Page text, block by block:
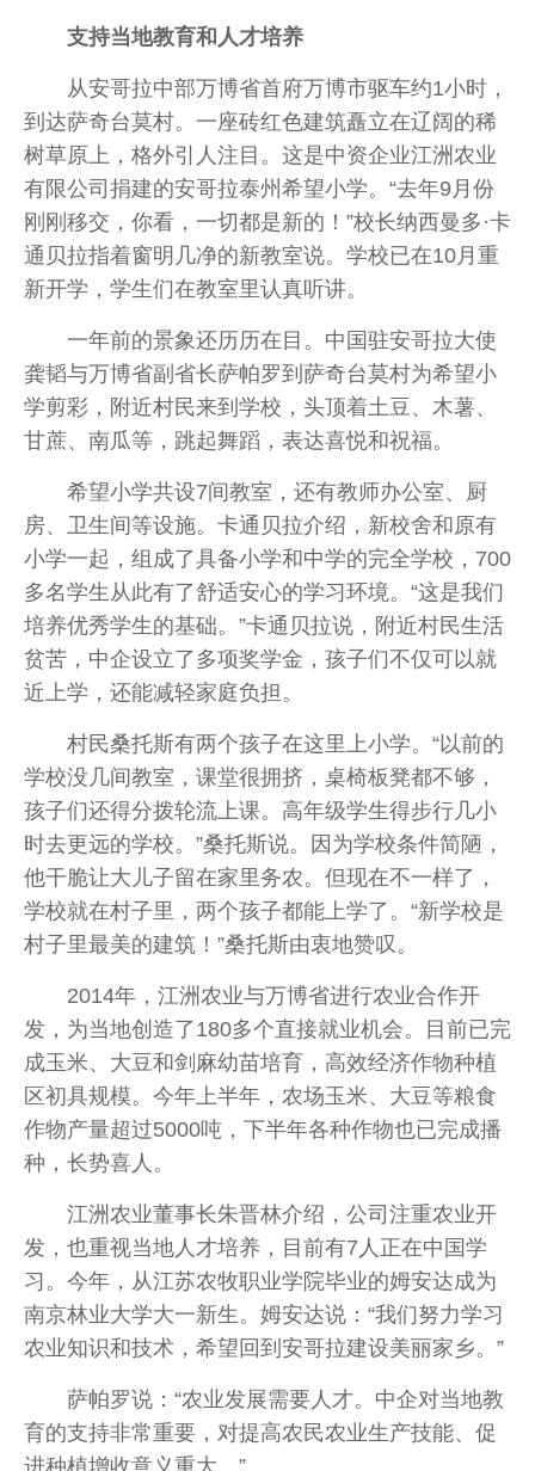
支持当地教育和人才培养
从安哥拉中部万博省首府万博市驱车约1小时，
到达萨奇台莫村。一座砖红色建筑矗立在辽阔的稀
树草原上，格外引人注目。这是中资企业江洲农业
有限公司捐建的安哥拉泰州希望小学。“去年9月份
刚刚移交，你看，一切都是新的！”校长纳西曼多·卡
通贝拉指着窗明几净的新教室说。学校已在10月重
新开学，学生们在教室里认真听讲。
一年前的景象还历历在目。中国驻安哥拉大使
龚韬与万博省副省长萨帕罗到萨奇台莫村为希望小
学剪彩，附近村民来到学校，头顶着土豆、木薯、
甘蔗、南瓜等，跳起舞蹈，表达喜悦和祝福。
希望小学共设7间教室，还有教师办公室、厨
房、卫生间等设施。卡通贝拉介绍，新校舍和原有
小学一起，组成了具备小学和中学的完全学校，700
多名学生从此有了舒适安心的学习环境。“这是我们
培养优秀学生的基础。”卡通贝拉说，附近村民生活
贫苦，中企设立了多项奖学金，孩子们不仅可以就
近上学，还能减轻家庭负担。
村民桑托斯有两个孩子在这里上小学。“以前的
学校没几间教室，课堂很拥挤，桌椅板凳都不够，
孩子们还得分拨轮流上课。高年级学生得步行几小
时去更远的学校。”桑托斯说。因为学校条件简陋，
他干脆让大儿子留在家里务农。但现在不一样了，
学校就在村子里，两个孩子都能上学了。“新学校是
村子里最美的建筑！”桑托斯由衷地赞叹。
2014年，江洲农业与万博省进行农业合作开
发，为当地创造了180多个直接就业机会。目前已完
成玉米、大豆和剑麻幼苗培育，高效经济作物种植
区初具规模。今年上半年，农场玉米、大豆等粮食
作物产量超过5000吨，下半年各种作物也已完成播
种，长势喜人。
江洲农业董事长朱晋林介绍，公司注重农业开
发，也重视当地人才培养，目前有7人正在中国学
习。今年，从江苏农牧职业学院毕业的姆安达成为
南京林业大学大一新生。姆安达说：“我们努力学习
农业知识和技术，希望回到安哥拉建设美丽家乡。”
萨帕罗说：“农业发展需要人才。中企对当地教
育的支持非常重要，对提高农民农业生产技能、促